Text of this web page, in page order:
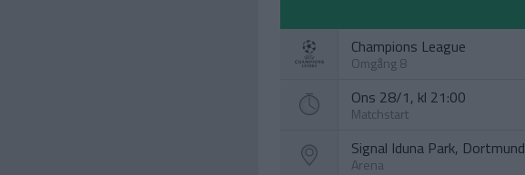
Champions League
Omgång 8
Ons 28/1, kl 21:00
Matchstart
Signal Iduna Park, Dortmund
Arena